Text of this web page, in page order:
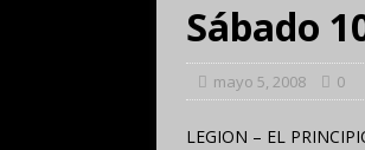
Sábado
mayo 5, 2008 0
LEGION – EL